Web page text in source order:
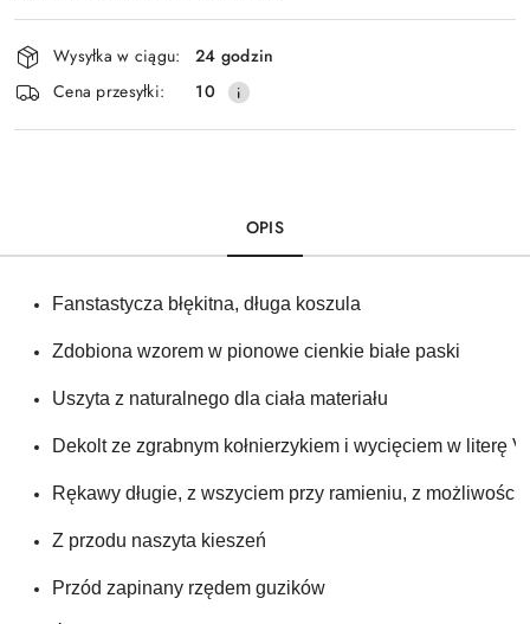
Dostępność
i
dostawa
Wysyłka w ciągu:
24 godzin
Cena przesyłki:
10
OPIS
Fanstastycza błękitna, długa koszula
Zdobiona wzorem w pionowe cienkie białe paski
Uszyta z naturalnego dla ciała materiału
Dekolt ze zgrabnym kołnierzykiem i wycięciem w literę
Rękawy długie, z wszyciem przy ramieniu, z
Z przodu naszyta kieszeń
Przód zapinany rzędem guzików